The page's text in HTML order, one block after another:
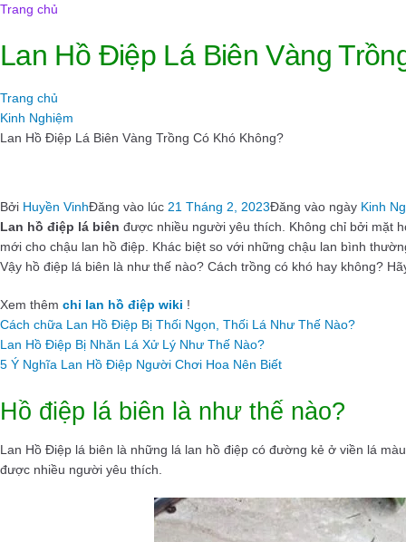
Trang chủ
Lan Hồ Điệp Lá Biên Vàng
Trang chủ
Kinh Nghiệm
Lan Hồ Điệp Lá Biên Vàng Trồng Có Khó Không?
Bởi Huyền VinhĐăng vào lúc 21 Tháng 2, 2023Đăng vào ngày Kinh
Lan hồ điệp lá biên được nhiều người yêu thích. Không chỉ bởi mặt
mới cho chậu lan hồ điệp. Khác biệt so với những chậu lan bình
Vậy hồ điệp lá biên là như thế nào? Cách trồng có khó hay không?
Xem thêm chi lan hồ điệp wiki !
Cách chữa Lan Hồ Điệp Bị Thối Ngọn, Thối Lá Như Thế Nào?
Lan Hồ Điệp Bị Nhăn Lá Xử Lý Như Thế Nào?
5 Ý Nghĩa Lan Hồ Điệp Người Chơi Hoa Nên Biết
Hồ điệp lá biên là như thế nào?
Lan Hồ Điệp lá biên là những lá lan hồ điệp có đường kẻ ở viền lá
được nhiều người yêu thích.